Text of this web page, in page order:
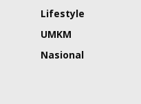
Lifestyle
UMKM
Nasional